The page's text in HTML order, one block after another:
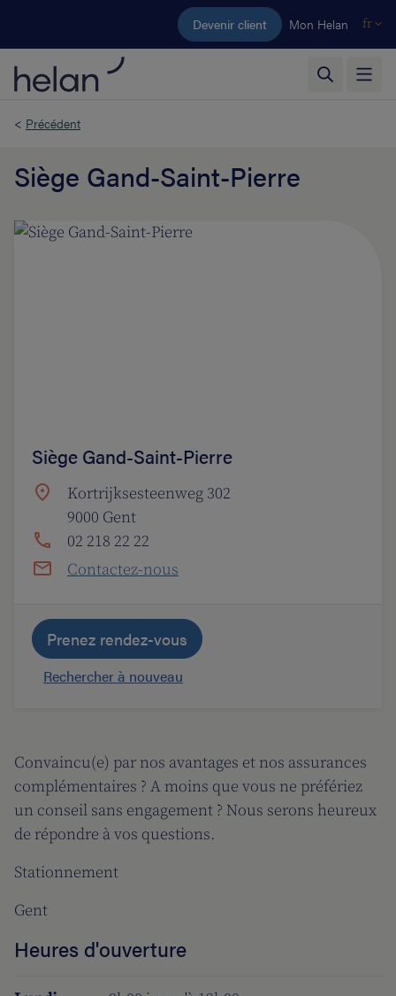
Aller au contenu principal
Devenir client Mon Helan fr
< Précédent
Siège Gand-Saint-Pierre
Convaincu(e) par nos avantages et nos assurances
complémentaires ? A moins que vous ne préfériez
un conseil sans engagement ? Nous serons heureux
de répondre à vos questions.
Stationnement
Gent
Heures d'ouverture
Siège Gand-Saint-Pierre
Kortrijksesteenweg 302
9000 Gent
02 218 22 22
Contactez-nous
Prenez rendez-vous
Rechercher à nouveau